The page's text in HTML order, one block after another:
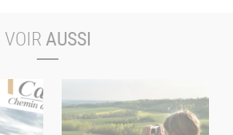
VOIRAUSSI